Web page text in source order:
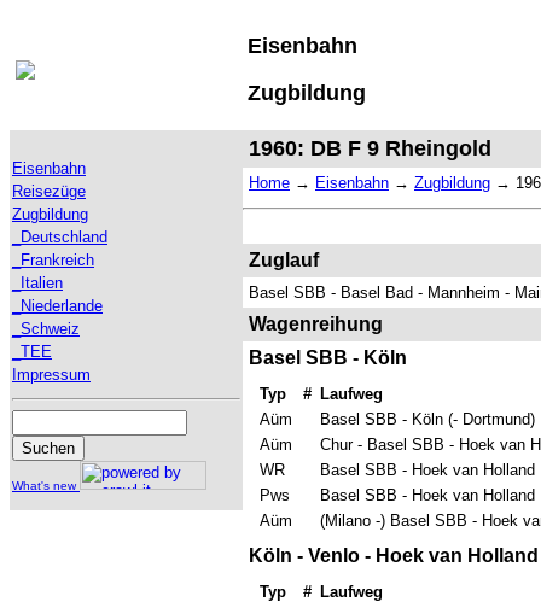
Eisenbahn
Zugbildung
Eisenbahn
Reisezüge
Zugbildung
_Deutschland
_Frankreich
_Italien
_Niederlande
_Schweiz
_TEE
Impressum
What's new
1960: DB F 9 Rheingold
Home → Eisenbahn → Zugbildung →
Zuglauf
Basel SBB - Basel Bad - Mannheim -
Wagenreihung
Basel SBB - Köln
Typ # Laufweg
Aüm
Basel SBB - Köln (- Dortmund)
Aüm
Chur - Basel SBB - Hoek van
WR
Basel SBB - Hoek van Holland
Pws
Basel SBB - Hoek van Holland
Aüm
(Milano -) Basel SBB - Hoek
Köln - Venlo - Hoek van Holland
Typ # Laufweg